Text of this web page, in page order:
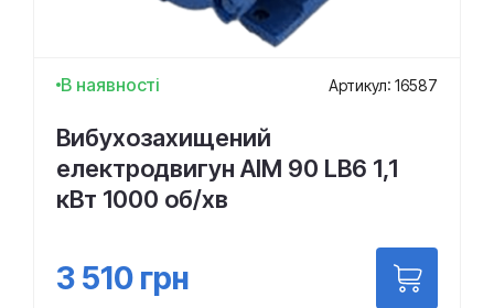
В наявності Артикул: 16587
Вибухозахищений
електродвигун АІМ 90 LВ6 1,1
кВт 1000 об/хв
3 510 грн